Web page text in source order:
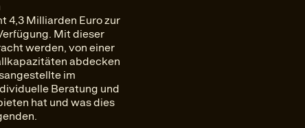
4,3 Milliarden Euro zur
Mit dieser
werden, von einer
abdecken
im
Beratung und
hat und was dies